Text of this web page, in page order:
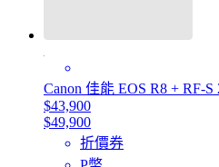
Canon 佳能 EOS R8 + RF-
$43,900
$49,900
折價券